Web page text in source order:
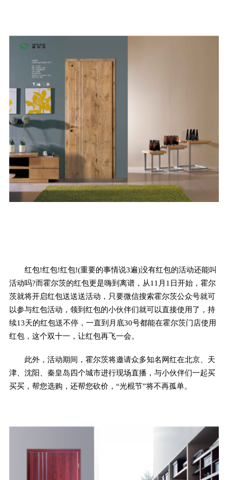
红包!红包!红包!(重要的事情说3遍)没有红包的活动还能叫
活动吗?而霍尔茨的红包更是嗨到离谱，从11月1日开始，霍尔
茨就将开启红包送送送活动，只要微信搜索霍尔茨公众号就可
以参与红包活动，领到红包的小伙伴们就可以直接使用了，持
续13天的红包送不停，一直到月底30号都能在霍尔茨门店使用
红包，这个双十一，让红包再飞一会。
此外，活动期间，霍尔茨将邀请众多知名网红在北京、天
津、沈阳、秦皇岛四个城市进行现场直播，与小伙伴们一起买
买买，帮您选购，还帮您砍价，“光棍节”将不再孤单。